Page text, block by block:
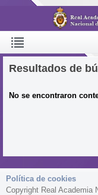
Resultados de
No se encontraron
Política de cookies
Copyright Real Academia